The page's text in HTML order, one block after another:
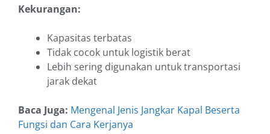
Kekurangan:
Kapasitas terbatas
Tidak cocok untuk logistik berat
Lebih sering digunakan untuk transportasi
jarak dekat
Baca Juga: Mengenal Jenis Jangkar Kapal Beserta
Fungsi dan Cara Kerjanya